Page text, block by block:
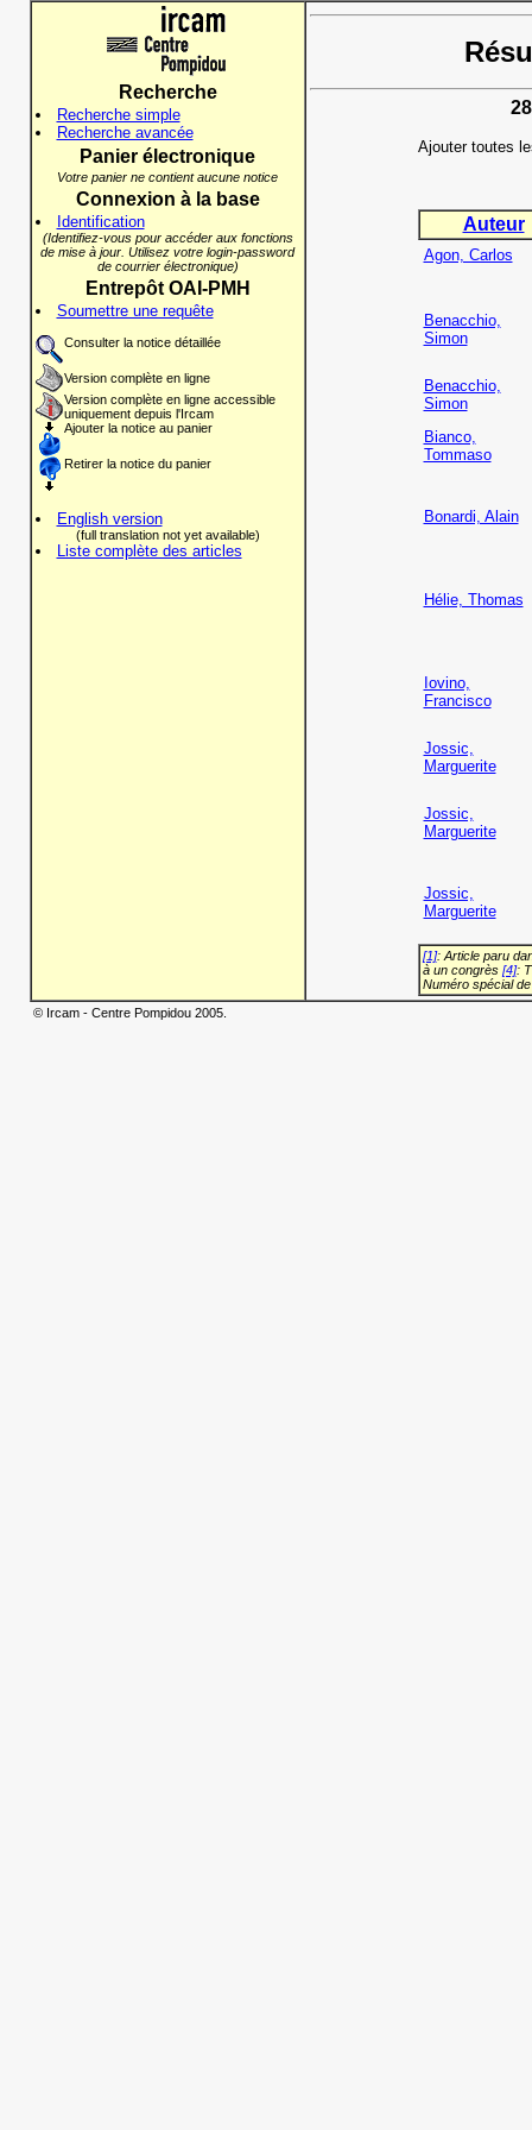
Recherche
Recherche simple
Recherche avancée
Panier électronique
Votre panier ne contient aucune notice
Connexion à la base
Identification
(Identifiez-vous pour accéder aux fonctions
de mise à jour. Utilisez votre login-password
de courrier électronique)
Entrepôt OAI-PMH
Soumettre une requête
Consulter la notice détaillée
Version complète en ligne
Version complète en ligne accessible
uniquement depuis l'Ircam
Ajouter la notice au panier
Retirer la notice du panier
English version
(full translation not yet available)
Liste complète des articles
Ajouter toutes
Auteur
Agon, Carlos
Benacchio,
Simon
Benacchio,
Simon
Bianco,
Tommaso
Bonardi, Alain
Hélie, Thomas
Iovino,
Francisco
Jossic,
Marguerite
Jossic,
Marguerite
Jossic,
Marguerite
[1]: Article paru
à un congrès [4]:
Numéro spécial
© Ircam - Centre Pompidou 2005.